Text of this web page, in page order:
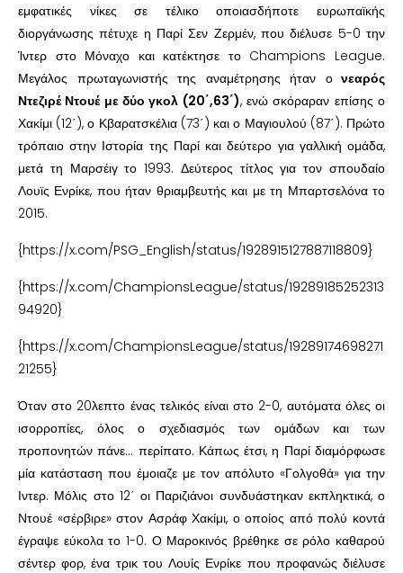
εμφατικές νίκες σε τέλικο οποιασδήποτε ευρωπαϊκής
διοργάνωσης πέτυχε η Παρί Σεν Ζερμέν, που διέλυσε 5-0 την
Ίντερ στο Μόναχο και κατέκτησε το Champions League.
Μεγάλος πρωταγωνιστής της αναμέτρησης ήταν ονεαρός
Ντεζιρέ Ντουέ με δύο γκολ (20΄,63΄), ενώ σκόραραν επίσης ο
Χακίμι (12΄), ο Κβαρατσκέλια (73΄) και ο Μαγιουλού (87΄). Πρώτο
τρόπαιο στην Ιστορία της Παρί και δεύτερο για γαλλική ομάδα,
μετά τη Μαρσέιγ το 1993. Δεύτερος τίτλος για τον σπουδαίο
Λουϊς Ενρίκε, που ήταν θριαμβευτής και με τη Μπαρτσελόνα το
2015.
{https://x.com/PSG_English/status/1928915127887118809}
{https://x.com/ChampionsLeague/status/19289185252313
94920}
{https://x.com/ChampionsLeague/status/19289174698271
21255}
Όταν στο 20λεπτο ένας τελικός είναι στο 2-0, αυτόματα όλες οι
ισορροπίες, όλος ο σχεδιασμός των ομάδων και των
προπονητών πάνε… περίπατο. Κάπως έτσι, η Παρί διαμόρφωσε
μία κατάσταση που έμοιαζε με τον απόλυτο «Γολγοθά» για την
Ιντερ. Μόλις στο 12΄ οι Παριζιάνοι συνδυάστηκαν εκπληκτικά, ο
Ντουέ «σέρβιρε» στον Ασράφ Χακίμι, ο οποίος από πολύ κοντά
έγραψε εύκολα το 1-0. Ο Μαροκινός βρέθηκε σε ρόλο καθαρού
σέντερ φορ, ένα τρικ του Λουίς Ενρίκε που προφανώς διέλυσε